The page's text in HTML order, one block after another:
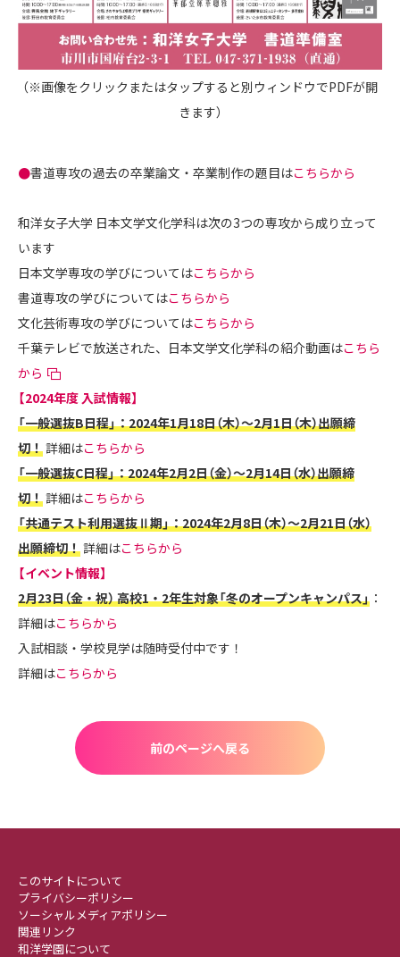
（※画像をクリックまたはタップすると別ウィンドウでPDFが開
きます）
●書道専攻の過去の卒業論文・卒業制作の題目はこちらから
和洋女子大学 日本文学文化学科は次の3つの専攻から成り立って
います
日本文学専攻の学びについてはこちらから
書道専攻の学びについてはこちらから
文化芸術専攻の学びについてはこちらから
千葉テレビで放送された、日本文学文化学科の紹介動画はこちら
から
【2024年度 入試情報】
「一般選抜B日程」：2024年1月18日（木）～2月1日（木）出願締
切！詳細はこちらから
「一般選抜C日程」：2024年2月2日（金）～2月14日（水）出願締
切！詳細はこちらから
「共通テスト利用選抜Ⅱ期」：2024年2月8日（木）～2月21日（水）
出願締切！詳細はこちらから
【イベント情報】
2月23日（金・祝） 高校1・2年生対象「冬のオープンキャンパス」 ：
詳細はこちらから
入試相談・学校見学は随時受付中です！
詳細はこちらから
前のページへ戻る
このサイトについて
プライバシーポリシー
ソーシャルメディアポリシー
関連リンク
和洋学園について